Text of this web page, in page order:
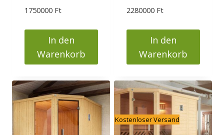
1750000 Ft
In den
Warenkorb
2280000 Ft
In den
Warenkorb
Kostenloser Versand